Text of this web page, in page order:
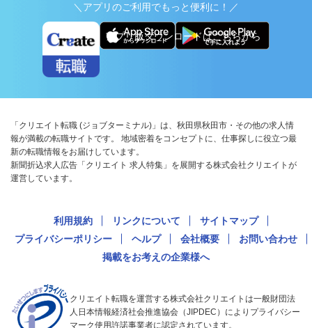
＼アプリのご利用でもっと便利に！／
アプリ版ダウンロードはこちらから
「クリエイト転職 (ジョブターミナル)」は、秋田県秋田市・その他の求人情
報が満載の転職サイトです。 地域密着をコンセプトに、仕事探しに役立つ最
新の転職情報をお届けしています。
新聞折込求人広告「クリエイト 求人特集」を展開する株式会社クリエイトが
運営しています。
利用規約 リンクについて
サイトマップ
プライバシーポリシー
ヘルプ 会社概要
お問い合わせ
掲載をお考えの企業様へ
クリエイト転職を運営する株式会社クリエイトは一般財団法
人日本情報経済社会推進協会（JIPDEC）によりプライバシー
マーク使用許諾事業者に認定されています。